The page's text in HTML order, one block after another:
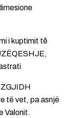
i kuptimit tê
ZGJIDH
të vet, pa asnjë
Valonit.